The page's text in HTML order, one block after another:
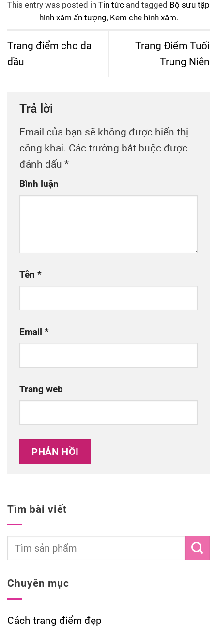
This entry was posted in Tin tức and tagged Bộ sưu tập
hình xăm ấn tượng, Kem che hình xăm.
Trang điểm cho da
dầu
Trang Điểm Tuổi
Trung Niên
Trả lời
Email của bạn sẽ không được hiển thị
công khai. Các trường bắt buộc được
đánh dấu *
Bình luận
Tên *
Email *
Trang web
Tìm bài viết
Chuyên mục
Cách trang điểm đẹp